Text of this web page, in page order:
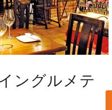
ングルメテ